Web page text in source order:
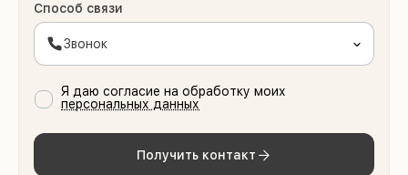
Способ связи
Звонок
Я даю согласие на обработку моих
персональных данных
Получить контакт